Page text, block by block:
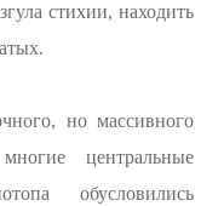
стихии, находить
но массивного
центральные
обусловились